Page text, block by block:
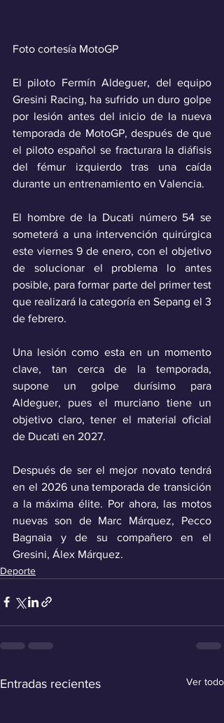
Foto cortesía MotoGP
El piloto Fermín Aldeguer, del equipo
Gresini Racing, ha sufrido un duro golpe
por lesión antes del inicio de la nueva
temporada de MotoGP, después de que
el piloto español se fracturara la diáfisis
del fémur izquierdo tras una caída
durante un entrenamiento en Valencia.
El hombre de la Ducati número 54 se
someterá a una intervención quirúrgica
este viernes 9 de enero, con el objetivo
de solucionar el problema lo antes
posible, para formar parte del primer test
que realizará la categoría en Sepang el 3
de febrero.
Una lesión como esta en un momento
clave, tan cerca de la temporada,
supone un golpe durísimo para
Aldeguer, pues el murciano tiene un
objetivo claro, tener el material oficial
de Ducati en 2027.
Después de ser el mejor novato tendrá
en el 2026 una temporada de transición
a la máxima élite. Por ahora, las motos
nuevas son de Marc Márquez, Pecco
Bagnaia y de su compañero en el
Gresini, Álex Márquez.
Deporte
Entradas recientes Ver todo